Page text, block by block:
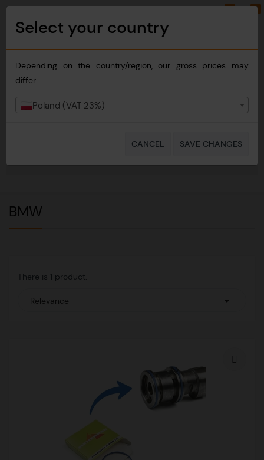
0 0
BMW
There is 1 product.
Relevance 
Select your country
Depending on the country/region, our gross prices may
differ.
Poland (VAT 23%)
CANCEL SAVE CHANGES